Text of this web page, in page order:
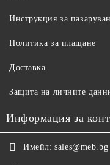
Инструкция за
Политика за плащане
Доставка
Защита на личните
Информация за
Имейл: sales@meb.bg